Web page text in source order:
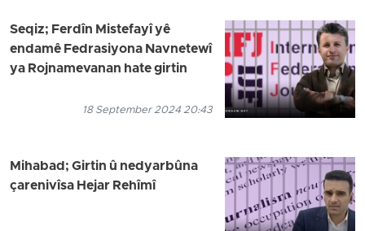
Seqiz; Ferdîn Mistefayî yê
endamê Fedrasiyona Navnetewî
ya Rojnamevanan hate girtin
18 September 2024 20:43
Mihabad; Girtin û nedyarbûna
çarenivîsa Hejar Rehîmî